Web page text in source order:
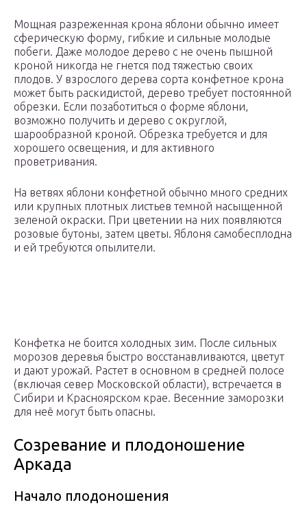
Мощная разреженная крона яблони обычно имеет
сферическую форму, гибкие и сильные молодые
побеги. Даже молодое дерево с не очень пышной
кроной никогда не гнется под тяжестью своих
плодов. У взрослого дерева сорта конфетное крона
может быть раскидистой, дерево требует постоянной
обрезки. Если позаботиться о форме яблони,
возможно получить и дерево с округлой,
шарообразной кроной. Обрезка требуется и для
хорошего освещения, и для активного
проветривания.
На ветвях яблони конфетной обычно много средних
или крупных плотных листьев темной насыщенной
зеленой окраски. При цветении на них появляются
розовые бутоны, затем цветы. Яблоня самобесплодна
и ей требуются опылители.
Конфетка не боится холодных зим. После сильных
морозов деревья быстро восстанавливаются, цветут
и дают урожай. Растет в основном в средней полосе
(включая север Московской области), встречается в
Сибири и Красноярском крае. Весенние заморозки
для неё могут быть опасны.
Созревание и плодоношение
Аркада
Начало плодоношения